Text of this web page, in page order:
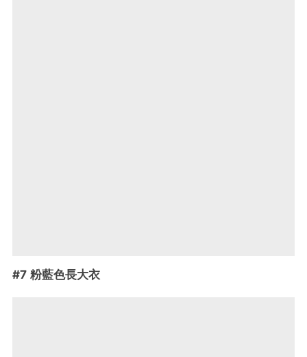
#7 粉藍色長大衣